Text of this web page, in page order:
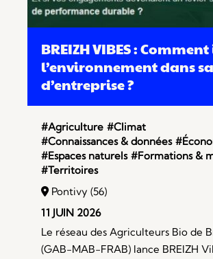
BREIZH VIBES :
l’environnement dans
d’entreprise ?
#Agriculture #Climat
#Connaissances & données
#Espaces naturels #Formations &
#Territoires
Pontivy (56)
11 JUIN 2026
Le réseau des Agriculteurs Bio de
(GAB-MAB-FRAB) lance BREIZH